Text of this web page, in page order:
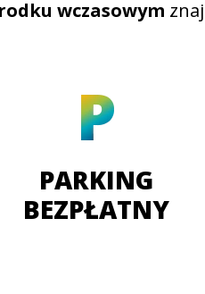
wczasowym
PARKING
BEZPŁATNY